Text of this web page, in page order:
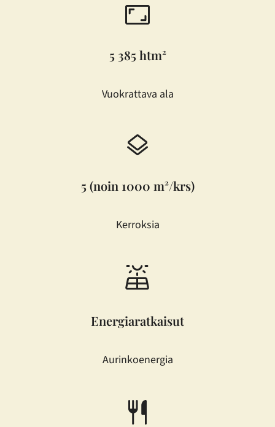
5 385 htm²
Vuokrattava ala
5 (noin 1000 m²/krs)
Kerroksia
Energiaratkaisut
Aurinko­energia